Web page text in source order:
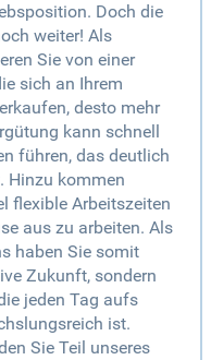
Doch die
weiter! Als
Sie von einer
sich an Ihrem
desto mehr
kann schnell
führen, das deutlich
Hinzu kommen
flexible Arbeitszeiten
aus zu arbeiten. Als
haben Sie somit
Zukunft, sondern
jeden Tag aufs
ist.
Sie Teil unseres